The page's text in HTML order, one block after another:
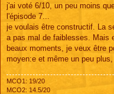
a
g
e
j'ai voté 6/10, un peu moins
l'épisode 7...
je voulais être constructif. La
a pas mal de faiblesses. Mais
beaux moments, je veux être
moyen:e et même un peu
MCO1: 19/20
MCO2: 14.5/20